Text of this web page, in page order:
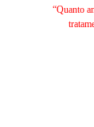
“Quanto